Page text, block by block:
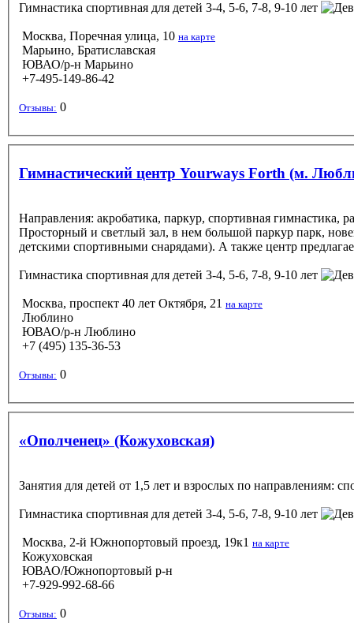
Гимнастика спортивная для детей 3-4, 5-6, 7-8, 9-10 лет
Москва, Поречная улица, 10 на карте
Марьино, Братиславская
ЮВАО/р-н Марьино
+7-495-149-86-42
Отзывы: 0
Гимнастический центр Yourways Forth (м.
Направления: акробатика, паркур, спортивная гимнастика,
Просторный и светлый зал, в нем большой паркур парк,
детскими спортивными снарядами). А также центр
Гимнастика спортивная для детей 3-4, 5-6, 7-8, 9-10 лет
Москва, проспект 40 лет Октября, 21 на карте
Люблино
ЮВАО/р-н Люблино
+7 (495) 135-36-53
Отзывы: 0
«Ополченец» (Кожуховская)
Занятия для детей от 1,5 лет и взрослых по направлениям:
Гимнастика спортивная для детей 3-4, 5-6, 7-8, 9-10 лет
Москва, 2-й Южнопортовый проезд, 19к1 на карте
Кожуховская
ЮВАО/Южнопортовый р-н
+7-929-992-68-66
Отзывы: 0